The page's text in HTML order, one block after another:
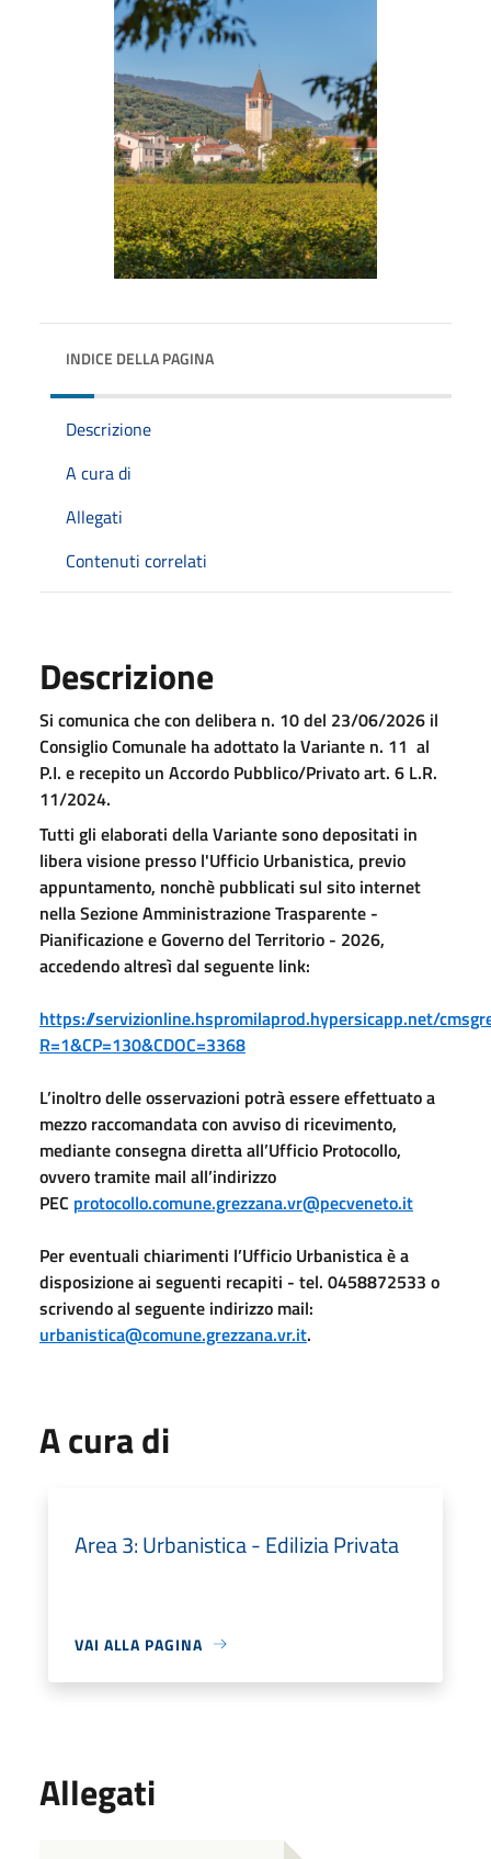
INDICE DELLA PAGINA
Descrizione
A cura di
Allegati
Contenuti correlati
Descrizione
Si comunica che con delibera n. 10 del 23/06/2026 il
Consiglio Comunale ha adottato la Variante n. 11 al
P.I. e recepito un Accordo Pubblico/Privato art. 6 L.R.
11/2024.
Tutti gli elaborati della Variante sono depositati in
libera visione presso l'Ufficio Urbanistica, previo
appuntamento, nonchè pubblicati sul sito internet
nella Sezione Amministrazione Trasparente -
Pianificazione e Governo del Territorio - 2026,
accedendo altresì dal seguente link:
https://servizionline.hspromilaprod.hypersicapp.net/
R=1&CP=130&CDOC=3368
L’inoltro delle osservazioni potrà essere effettuato a
mezzo raccomandata con avviso di ricevimento,
mediante consegna diretta all’Ufficio Protocollo,
ovvero tramite mail all’indirizzo
PEC protocollo.comune.grezzana.vr@pecveneto.it
Per eventuali chiarimenti l’Ufficio Urbanistica è a
disposizione ai seguenti recapiti - tel. 0458872533 o
scrivendo al seguente indirizzo mail:
urbanistica@comune.grezzana.vr.it.
A cura di
Area 3: Urbanistica - Edilizia Privata
VAI ALLA PAGINA
Allegati